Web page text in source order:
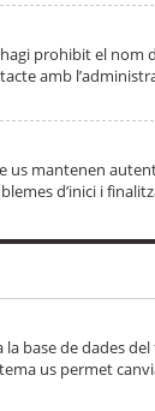
prohibit el
amb
us mantenen
d’inici i
base de dades
us permet